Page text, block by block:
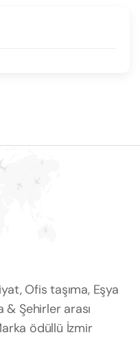
Ofis taşıma, Eşya
& Şehirler arası
ödüllü İzmir